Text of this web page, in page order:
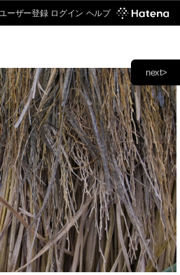
ーザー登録 ログイン ヘルプ
next>